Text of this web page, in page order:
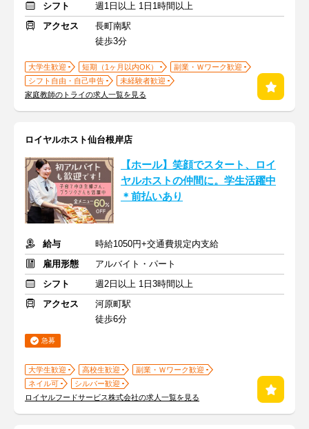
シフト
週1日以上 1日1時間以上
アクセス
長町南駅
徒歩3分
大学生歓迎 短期（1ヶ月以内OK）
副業・Ｗワーク歓迎
シフト自由・自己申告
未経験者歓迎
家庭教師のトライの求人一覧を見る
ロイヤルホスト仙台根岸店
【ホール】笑顔でスタート、ロイ
ヤルホストの仲間に。学生活躍中
＊前払いあり
給与
時給1050円+交通費規定内支給
雇用形態
アルバイト・パート
シフト
週2日以上 1日3時間以上
アクセス
河原町駅
徒歩6分
急募
大学生歓迎 高校生歓迎
副業・Ｗワーク歓迎
ネイル可
シルバー歓迎
ロイヤルフードサービス株式会社の求人一覧を見る